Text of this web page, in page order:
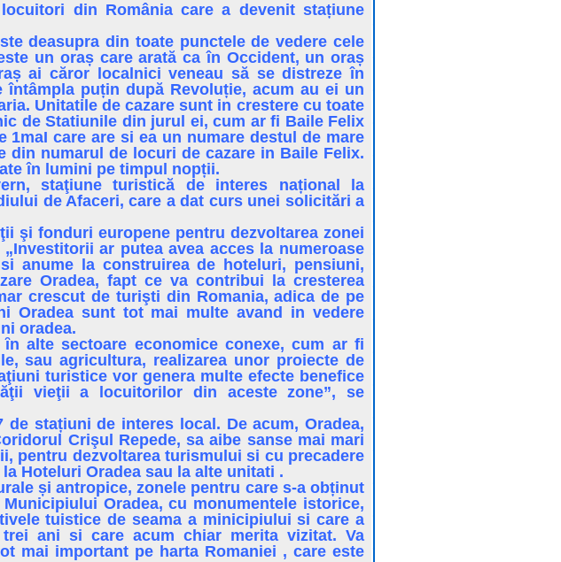
din România care a devenit stațiune
deasupra din toate punctele de vedere cele
un oraș care arată ca în Occident, un oraș
ai căror localnici veneau să se distreze în
puțin după Revoluție, acum au ei un
Unitatile de cazare sunt in crestere cu toate
de Statiunile din jurul ei, cum ar fi Baile Felix
1maI care are si ea un numare destul de mare
din numarul de locuri de cazare in Baile Felix.
în lumini pe timpul nopții.
staţiune turistică de interes național la
de Afaceri, care a dat curs unei solicitări a
şi fonduri europene pentru dezvoltarea zonei
ar putea avea acces la numeroase
anume la construirea de hoteluri, pensiuni,
Oradea, fapt ce va contribui la cresterea
crescut de turişti din Romania, adica de pe
Oradea sunt tot mai multe avand in vedere
oradea.
alte sectoare economice conexe, cum ar fi
sau agricultura, realizarea unor proiecte de
turistice vor genera multe efecte benefice
vieţii a locuitorilor din aceste zone”, se
stațiuni de interes local. De acum, Oradea,
Crişul Repede, sa aibe sanse mai mari
pentru dezvoltarea turismului si cu precadere
Hoteluri Oradea sau la alte unitati .
și antropice, zonele pentru care s-a obținut
Oradea, cu monumentele istorice,
tuistice de seama a minicipiului si care a
ani si care acum chiar merita vizitat. Va
mai important pe harta Romaniei , care este